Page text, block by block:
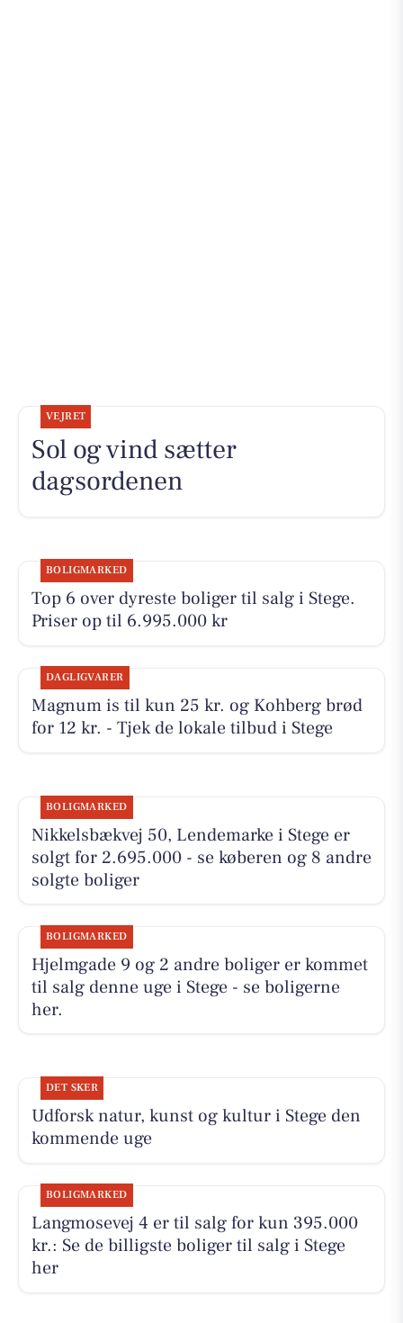
VEJRET
Sol og vind sætter
dagsordenen
BOLIGMARKED
Top 6 over dyreste boliger til salg i Stege.
Priser op til 6.995.000 kr
DAGLIGVARER
Magnum is til kun 25 kr. og Kohberg brød
for 12 kr. - Tjek de lokale tilbud i Stege
BOLIGMARKED
Nikkelsbækvej 50, Lendemarke i Stege er
solgt for 2.695.000 - se køberen og 8 andre
solgte boliger
BOLIGMARKED
Hjelmgade 9 og 2 andre boliger er kommet
til salg denne uge i Stege - se boligerne
her.
DET SKER
Udforsk natur, kunst og kultur i Stege den
kommende uge
BOLIGMARKED
Langmosevej 4 er til salg for kun 395.000
kr.: Se de billigste boliger til salg i Stege
her